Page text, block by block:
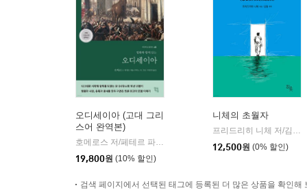
오디세이아 (고대 그리
스어 완역본)
| 현대지성
19,800원 (10% 할인)
니체의 초월자
12,500원 (0% 할인)
검색 페이지에서 선택된 태그에 등록된 더 많은 상품을 확인해